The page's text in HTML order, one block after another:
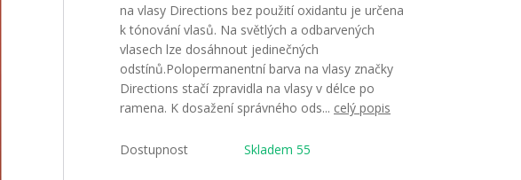
na vlasy Directions bez použití oxidantu je určena
k tónování vlasů. Na světlých a odbarvených
vlasech lze dosáhnout jedinečných
odstínů.Polopermanentní barva na vlasy značky
Directions stačí zpravidla na vlasy v délce po
ramena. K dosažení správného ods... celý popis
Dostupnost Skladem 55